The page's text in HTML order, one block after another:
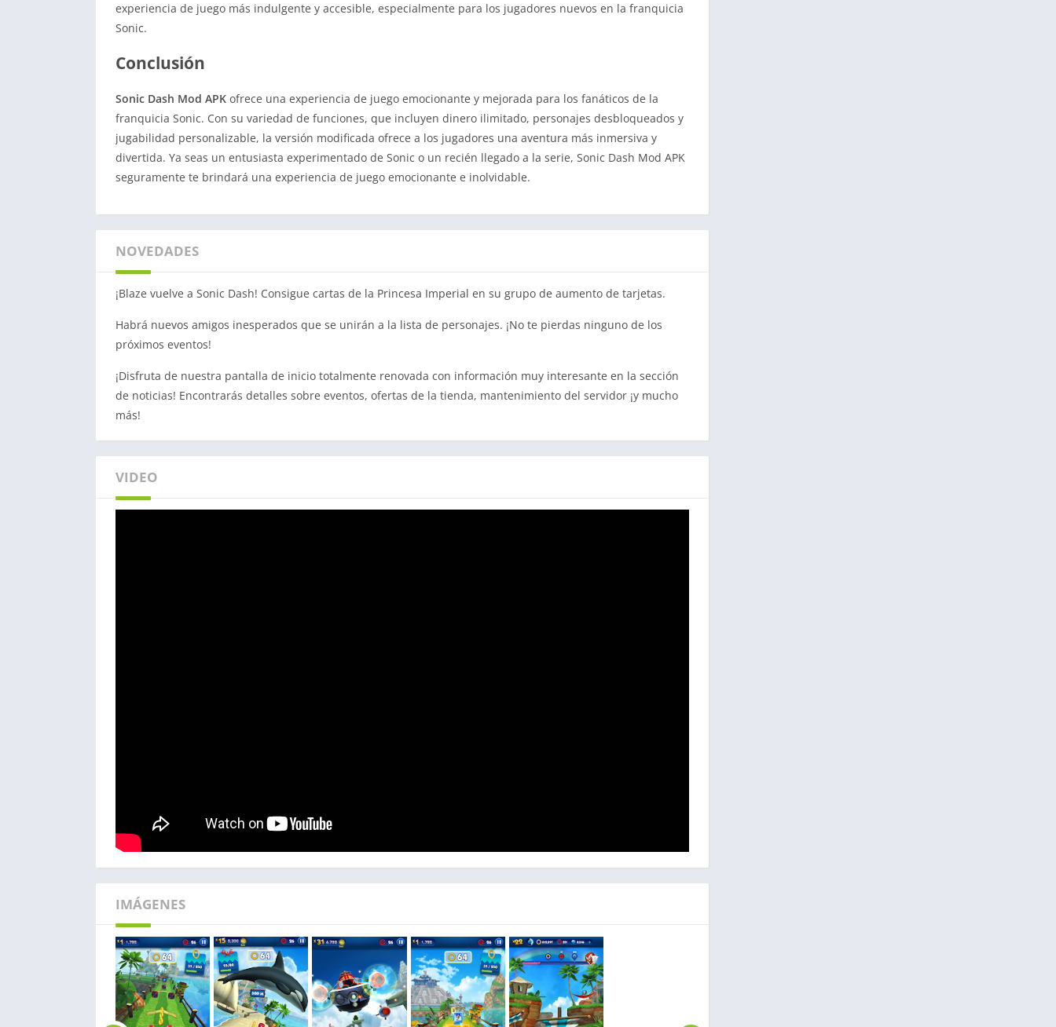
experiencia de juego más indulgente y accesible, especialmente para los jugadores nuevos en la franquicia
Sonic.
Conclusión
Sonic Dash Mod APK ofrece una experiencia de juego emocionante y mejorada para los fanáticos de la
franquicia Sonic. Con su variedad de funciones, que incluyen dinero ilimitado, personajes desbloqueados y
jugabilidad personalizable, la versión modificada ofrece a los jugadores una aventura más inmersiva y
divertida. Ya seas un entusiasta experimentado de Sonic o un recién llegado a la serie, Sonic Dash Mod APK
seguramente te brindará una experiencia de juego emocionante e inolvidable.
NOVEDADES
¡Blaze vuelve a Sonic Dash! Consigue cartas de la Princesa Imperial en su grupo de aumento de tarjetas.
Habrá nuevos amigos inesperados que se unirán a la lista de personajes. ¡No te pierdas ninguno de los
próximos eventos!
¡Disfruta de nuestra pantalla de inicio totalmente renovada con información muy interesante en la sección
de noticias! Encontrarás detalles sobre eventos, ofertas de la tienda, mantenimiento del servidor ¡y mucho
más!
VIDEO
IMÁGENES